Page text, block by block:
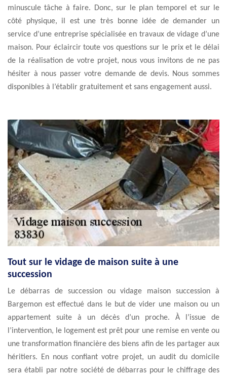
minuscule tâche à faire. Donc, sur le plan temporel et sur le
côté physique, il est une très bonne idée de demander un
service d’une entreprise spécialisée en travaux de vidage d’une
maison. Pour éclaircir toute vos questions sur le prix et le délai
de la réalisation de votre projet, nous vous invitons de ne pas
hésiter à nous passer votre demande de devis. Nous sommes
disponibles à l’établir gratuitement et sans engagement aussi.
Tout sur le vidage de maison suite à une
succession
Le débarras de succession ou vidage maison succession à
Bargemon est effectué dans le but de vider une maison ou un
appartement suite à un décès d’un proche. À l’issue de
l’intervention, le logement est prêt pour une remise en vente ou
une transformation financière des biens afin de les partager aux
héritiers. En nous confiant votre projet, un audit du domicile
sera établi par notre société de débarras pour le chiffrage des